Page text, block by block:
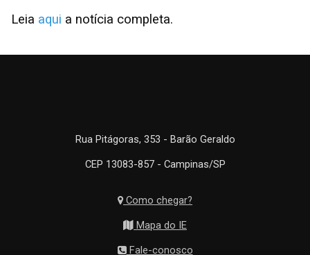
Leia aqui a notícia completa.
Rua Pitágoras, 353 - Barão Geraldo
CEP 13083-857 - Campinas/SP
Como chegar?
Mapa do IE
Fale-conosco